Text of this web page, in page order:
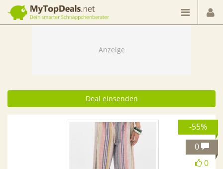
Dein smarter Schnäppchenberater
Deal einsenden
-55%
0
0